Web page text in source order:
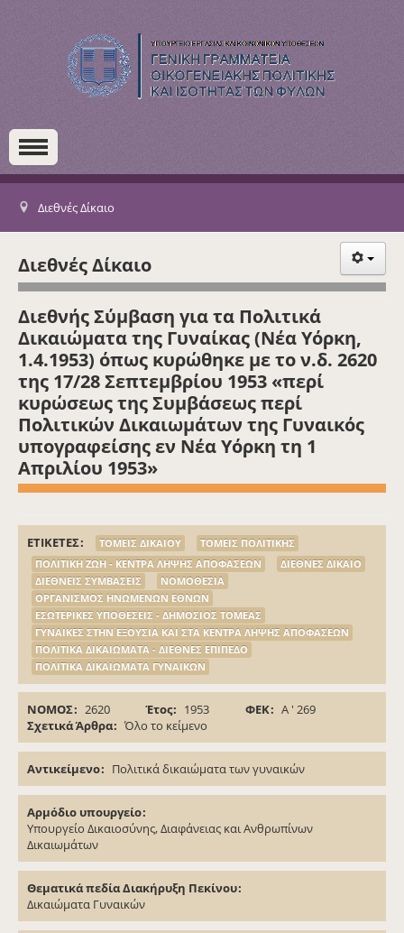
Διεθνές Δίκαιο
Διεθνές Δίκαιο
Διεθνής Σύμβαση για τα Πολιτικά
Δικαιώματα της Γυναίκας (Νέα Υόρκη,
1.4.1953) όπως κυρώθηκε με το ν.δ. 2620
της 17/28 Σεπτεμβρίου 1953 «περί
κυρώσεως της Συμβάσεως περί
Πολιτικών Δικαιωμάτων της Γυναικός
υπογραφείσης εν Νέα Υόρκη τη 1
Απριλίου 1953»
ΕΤΙΚΕΤΕΣ ΤΟΜΕΙΣ ΔΙΚΑΙΟΥ
ΤΟΜΕΙΣ ΠΟΛΙΤΙΚΗΣ
ΠΟΛΙΤΙΚΗ ΖΩΗ - ΚΕΝΤΡΑ ΛΗΨΗΣ ΑΠΟΦΑΣΕΩΝ
ΔΙΕΘΝΕΣ ΔΙΚΑΙΟ
ΔΙΕΘΝΕΙΣ ΣΥΜΒΑΣΕΙΣ
ΝΟΜΟΘΕΣΙΑ
ΟΡΓΑΝΙΣΜΟΣ ΗΝΩΜΕΝΩΝ ΕΘΝΩΝ
ΕΣΩΤΕΡΙΚΕΣ ΥΠΟΘΕΣΕΙΣ - ΔΗΜΟΣΙΟΣ ΤΟΜΕΑΣ
ΓΥΝΑΙΚΕΣ ΣΤΗΝ ΕΞΟΥΣΙΑ ΚΑΙ ΣΤΑ ΚΕΝΤΡΑ ΛΗΨΗΣ ΑΠΟΦΑΣΕΩΝ
ΠΟΛΙΤΙΚΑ ΔΙΚΑΙΩΜΑΤΑ - ΔΙΕΘΝΕΣ ΕΠΙΠΕΔΟ
ΠΟΛΙΤΙΚΑ ΔΙΚΑΙΩΜΑΤΑ ΓΥΝΑΙΚΩΝ
ΝΟΜΟΣ 2620 Έτος 1953 ΦΕΚ
Α ' 269
Σχετικά Άρθρα
Όλο το κείμενο
Αντικείμενο Πολιτικά δικαιώματα των γυναικών
Αρμόδιο υπουργείο
Υπουργείο Δικαιοσύνης, Διαφάνειας και Ανθρωπίνων
Δικαιωμάτων
Θεματικά πεδία Διακήρυξη Πεκίνου
Δικαιώματα Γυναικών